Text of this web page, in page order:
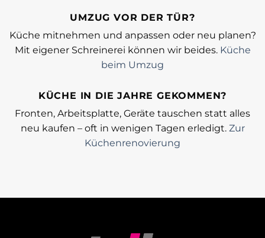
UMZUG VOR DER TÜR?
Küche mitnehmen und anpassen oder neu planen?
Mit eigener Schreinerei können wir beides. Küche
beim Umzug
KÜCHE IN DIE JAHRE GEKOMMEN?
Fronten, Arbeitsplatte, Geräte tauschen statt alles
neu kaufen – oft in wenigen Tagen erledigt. Zur
Küchenrenovierung